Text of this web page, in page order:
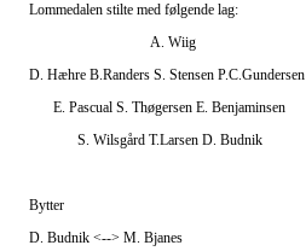
Lommedalen stilte med følgende lag:
A. Wiig
D. Hæhre B.Randers S. Stensen P.C.Gundersen
E. Pascual S. Thøgersen E. Benjaminsen
S. Wilsgård T.Larsen D. Budnik
Bytter
D. Budnik <--> M. Bjanes